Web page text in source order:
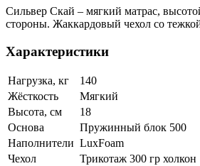
Сильвер Скай – мягкий матрас,
стороны. Жаккардовый чехол со
Характеристики
Нагрузка, кг
140
Жёсткость
Мягкий
Высота, см
18
Основа
Пружинный блок 500
Наполнители LuxFoam
Чехол
Трикотаж 300 гр холкон